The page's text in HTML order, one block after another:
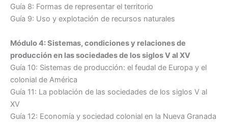
Guía 8: Formas de representar el territorio
Guía 9: Uso y explotación de recursos naturales
Módulo 4: Sistemas, condiciones y relaciones de
producción en las sociedades de los siglos V al XV
Guía 10: Sistemas de producción: el feudal de Europa y el
colonial de América
Guía 11: La población de las sociedades de los siglos V al
XV
Guía 12: Economía y sociedad colonial en la Nueva Granada